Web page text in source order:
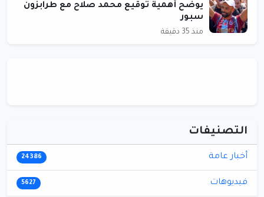
يوضح أهمية توقيع محمد صلاح مع طرابزون
سبور
منذ 35 دقيقة
التصنيفات
أخبار عامة 24386
فيديوهات 5627